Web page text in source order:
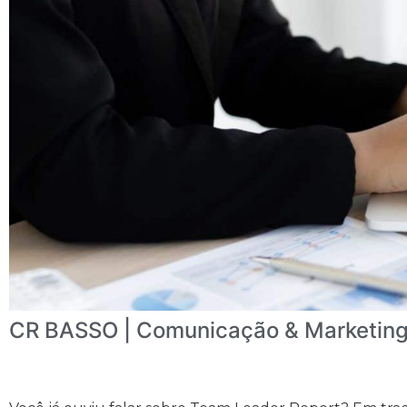
CR BASSO | Comunicação &